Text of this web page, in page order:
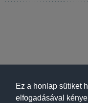
Ez a honlap sütiket
elfogadásával